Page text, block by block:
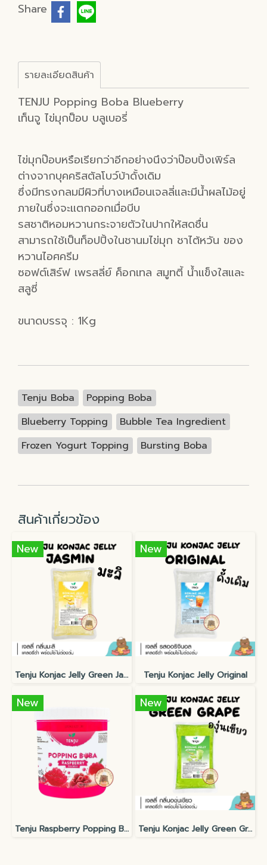
Share
รายละเอียดสินค้า
TENJU Popping Boba Blueberry
เท็นจู ไข่มุกป็อบ บลูเบอรี่
ไข่มุกป๊อบหรือเรียกว่าอีกอย่างนึงว่าป๊อบปิ้งเพิร์ล
ต่างจากบุคคริสตัลโบว์บ้าดั้งเดิม
ซึ่งมีทรงกลมมีผิวที่บางเหมือนเจลลี่และมีน้ำผลไม้อยู่
ภายในซึ่งจะแตกออกเมื่อบีบ
รสชาติหอมหวานกระจายตัวในปากให้สดชื่น
สามารถใช้เป็นท็อปปิ้งในชานมไข่มุก ชาไต้หวัน ของ
หวานไอศครีม
ซอฟต์เสิร์ฟ เพรสลี่ย์ ค็อกเทล สมูทตี้ น้ำแข็งใสและ
สลูซี่
ขนาดบรรจุ : 1Kg
Tenju Boba
Popping Boba
Blueberry Topping
Bubble Tea Ingredient
Frozen Yogurt Topping
Bursting Boba
สินค้าเกี่ยวข้อง
New
Tenju Konjac Jelly Green Jasmine
New
Tenju Konjac Jelly Original
New
Tenju Raspberry Popping Boba topping
New
Tenju Konjac Jelly Green Grape